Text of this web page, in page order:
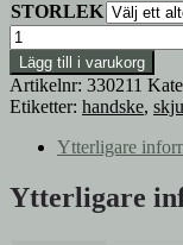
STORLEK
Wild
Mountain
Skjuthandske
Soft
Touch
mängd
Lägg till i varukorg
Artikelnr: 330211
Etiketter: handske,
Ytterligare
Ytterligare